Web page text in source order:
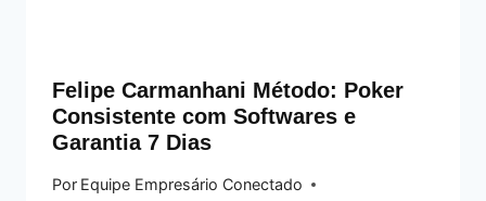
Felipe Carmanhani Método: Poker
Consistente com Softwares e
Garantia 7 Dias
Por Equipe Empresário Conectado